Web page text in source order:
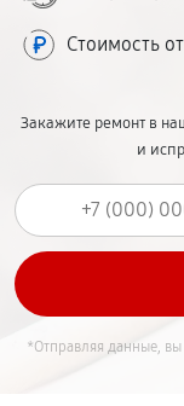
Стоимость от
Закажите ремонт в
и
*Отправляя данные, вы